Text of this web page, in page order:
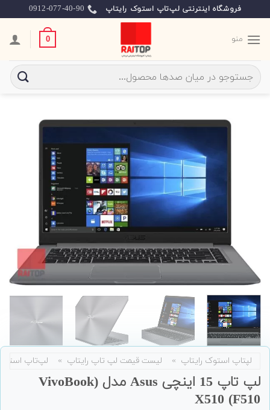
to
content
فروشگاه اینترنتی لپ‌تاپ استوک رایتاپ 0912-077-40-90
منو 0
جستجو
برای:
لپتاپ استوک رایتاپ » لیست قیمت لپ تاپ رایتاپ » لپ‌تاپ
لپ تاپ 15 اینچی Asus مدل (VivoBook
X510 (F510